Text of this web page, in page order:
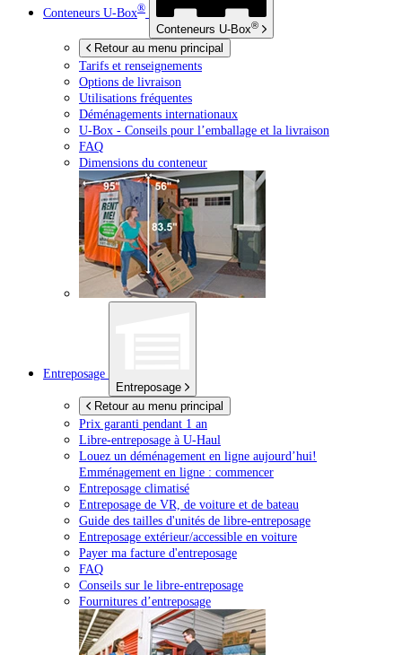
Conteneurs U-Box®
Conteneurs U-Box®
Retour au menu principal
Tarifs et renseignements
Options de livraison
Utilisations fréquentes
Déménagements internationaux
U-Box - Conseils pour l’emballage et la livraison
FAQ
Dimensions du conteneur
Entreposage
Entreposage
Retour au menu principal
Prix garanti pendant 1 an
Libre-entreposage à U-Haul
Louez un déménagement en ligne aujourd’hui!
Emménagement en ligne : commencer
Entreposage climatisé
Entreposage de VR, de voiture et de bateau
Guide des tailles d'unités de libre-entreposage
Entreposage extérieur/accessible en voiture
Payer ma facture d'entreposage
FAQ
Conseils sur le libre-entreposage
Fournitures d’entreposage